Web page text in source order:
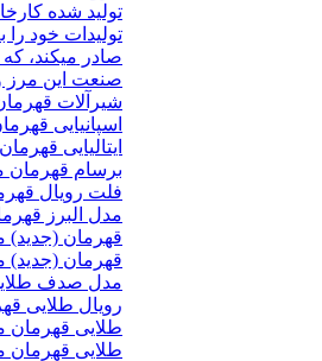
تولید شده
صادر میکند،
صنعت این مرز
شیرآلات
اسپانیایی
ایتالیایی
برسام
فلت رویال
مدل البرز
قهرمان (جدید)
قهرمان (جدید)
مدل صدف
رویال طلایی
طلایی قهرمان
طلایی قهرمان